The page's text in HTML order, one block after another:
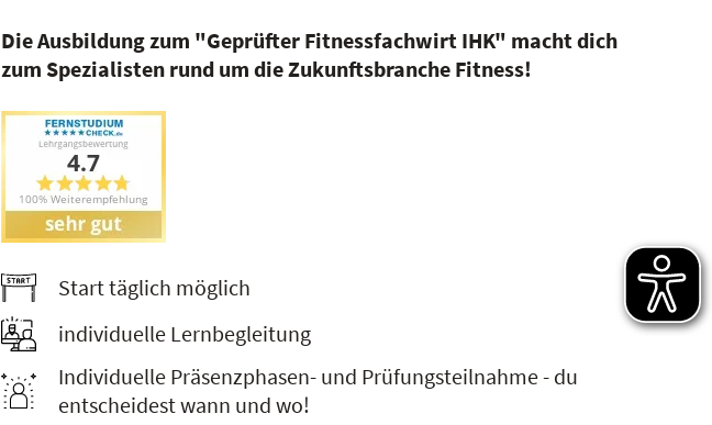
Die Ausbildung zum "Geprüfter Fitnessfachwirt IHK" macht dich
zum Spezialisten rund um die Zukunftsbranche Fitness!
Start täglich möglich
individuelle Lernbegleitung
Individuelle Präsenzphasen- und Prüfungsteilnahme - du
entscheidest wann und wo!